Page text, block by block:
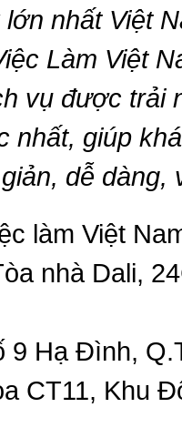
nhất Việt
Làm Việt
vụ được trải
nhất, giúp
dễ dàng,
làm Việt
nhà Dali,
9 Hạ Đình,
CT11, Khu